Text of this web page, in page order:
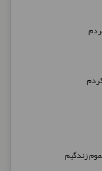
زندگیم